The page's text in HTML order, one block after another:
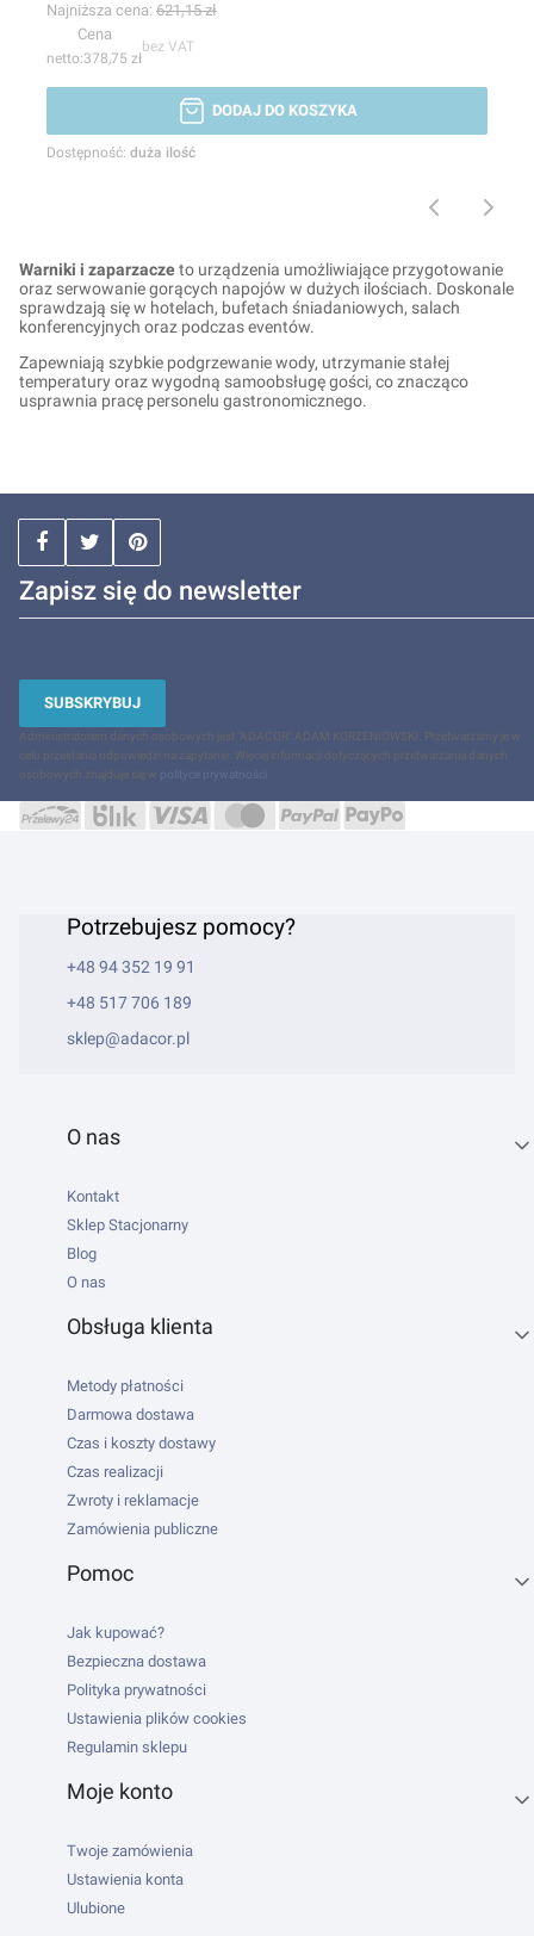
Najniższa cena: 621,15 zł
Cena
378,75 zł
bez VAT
DODAJ DO KOSZYKA
Dostępność: duża ilość
Warniki i zaparzaczeto urządzenia umożliwiające przygotowanie
oraz serwowanie gorących napojów w dużych ilościach. Doskonale
sprawdzają się w hotelach, bufetach śniadaniowych, salach
konferencyjnych oraz podczas eventów.
Zapewniają szybkie podgrzewanie wody, utrzymanie stałej
temperatury oraz wygodną samoobsługę gości, co znacząco
usprawnia pracę personelu gastronomicznego.
Zapisz się do newsletter
SUBSKRYBUJ
Administratorem danych osobowych jest "ADACOR" ADAM KORZENIOWSKI. Przetwarzamy je w
celu przesłania odpowiedzi na zapytanie. Więcej informacji dotyczących przetwarzania danych
osobowych znajduje się w
Potrzebujesz pomocy?
+48 94 352 19 91
+48 517 706 189
sklep@adacor.pl
Linki w stopce
O nas
Kontakt
Sklep Stacjonarny
Blog
O nas
Obsługa klienta
Metody płatności
Darmowa dostawa
Czas i koszty dostawy
Czas realizacji
Zwroty i reklamacje
Zamówienia publiczne
Pomoc
Jak kupować?
Bezpieczna dostawa
Polityka prywatności
Ustawienia plików cookies
Regulamin sklepu
Moje konto
Twoje zamówienia
Ustawienia konta
Ulubione